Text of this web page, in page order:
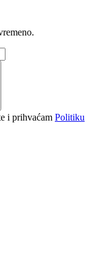
i prihvaćam Politiku